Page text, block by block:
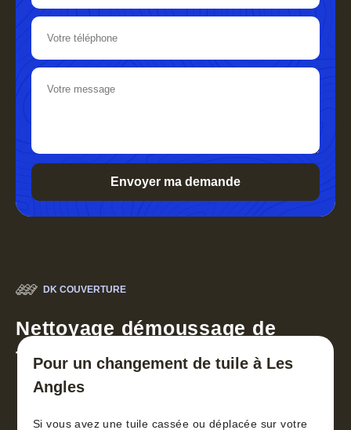
DK COUVERTURE
Nettoyage démoussage de
toiture 30
Pour un changement de tuile à Les
Angles
Si vous avez une tuile cassée ou déplacée sur votre